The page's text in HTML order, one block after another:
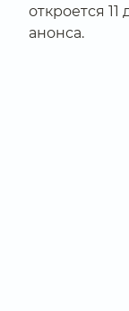
откроется 11
анонса.